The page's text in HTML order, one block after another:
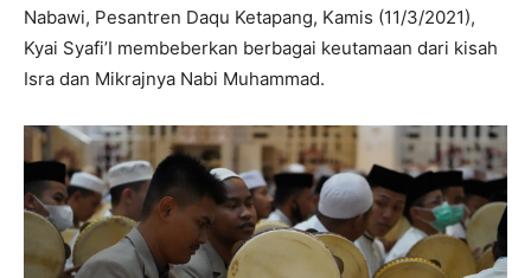
Nabawi, Pesantren Daqu Ketapang, Kamis (11/3/2021),
Kyai Syafi’I membeberkan berbagai keutamaan dari kisah
Isra dan Mikrajnya Nabi Muhammad.